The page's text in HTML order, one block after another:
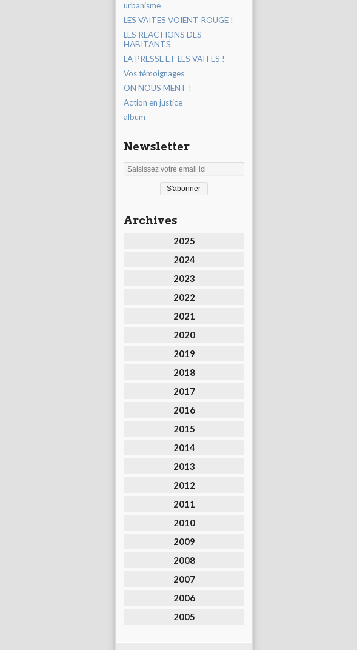
urbanisme
LES VAITES VOIENT ROUGE !
LES REACTIONS DES
HABITANTS
LA PRESSE ET LES VAITES !
Vos témoignages
ON NOUS MENT !
Action en justice
album
Newsletter
Archives
2025
2024
2023
2022
2021
2020
2019
2018
2017
2016
2015
2014
2013
2012
2011
2010
2009
2008
2007
2006
2005